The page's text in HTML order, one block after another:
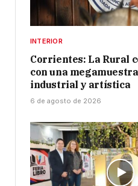
INTERIOR
Corrientes: La Rural
con una
industrial y artística
6 de agosto de 2026